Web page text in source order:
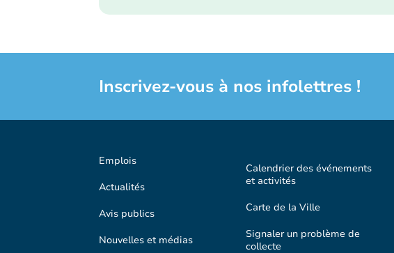
Inscrivez-vous à nos infolettres !
Emplois
Actualités
Avis publics
Nouvelles et médias
Calendrier des événements
et activités
Carte de la Ville
Signaler un problème de
collecte